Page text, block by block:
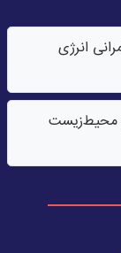
انرژی
محیط‌زیست